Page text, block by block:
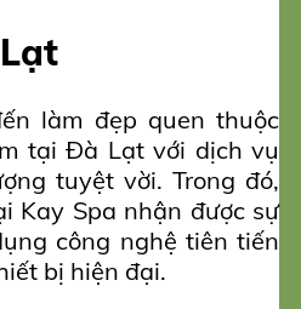
làm đẹp quen thuộc
tại Đà Lạt với dịch vụ
tuyệt vời. Trong đó,
Kay Spa nhận được sự
công nghệ tiên tiến
bị hiện đại.